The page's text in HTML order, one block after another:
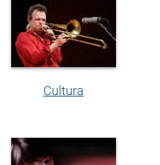
Cultura